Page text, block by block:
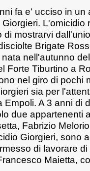
fa e' ucciso in un
L'omicidio
mostrarvi
Brigate
nell'autunno
Forte Tiburtino a
nel giro di pochi
sia per
A 3 anni di
due appartenenti
Fabrizio
Giorgieri, sono
di lavorare
Maietta,